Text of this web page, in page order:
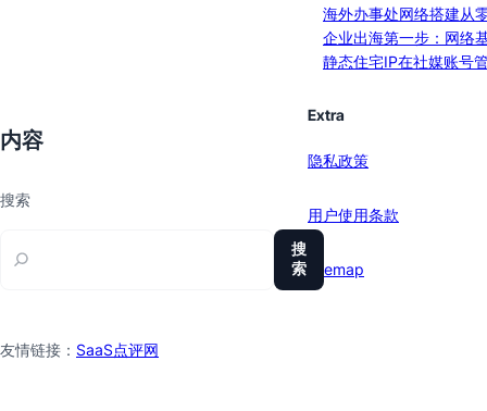
海外办事处网络搭建从
企业出海第一步：网络
静态住宅IP在社媒账号
内容
搜索
搜
索
Extra
隐私政策
用户使用条款
sitemap
友情链接： SaaS点评网